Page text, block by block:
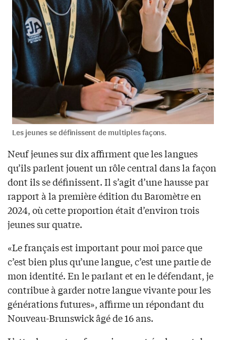
Les jeunes se définissent de multiples façons.
Neuf jeunes sur dix affirment que les langues
qu’ils parlent jouent un rôle central dans la façon
dont ils se définissent. Il s’agit d’une hausse par
rapport à la première édition du Baromètre en
2024, où cette proportion était d’environ trois
jeunes sur quatre.
«Le français est important pour moi parce que
c’est bien plus qu’une langue, c’est une partie de
mon identité. En le parlant et en le défendant, je
contribue à garder notre langue vivante pour les
générations futures», affirme un répondant du
Nouveau-Brunswick âgé de 16 ans.